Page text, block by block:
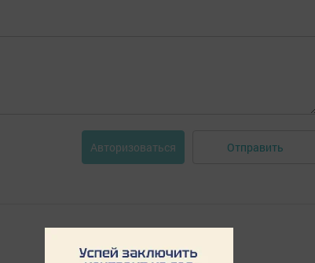
Авторизоваться Отправить